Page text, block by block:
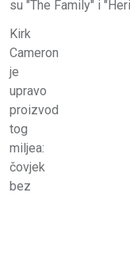
su "The Family" i
Kirk
Cameron
je
upravo
proizvod
tog
miljea:
čovjek
bez